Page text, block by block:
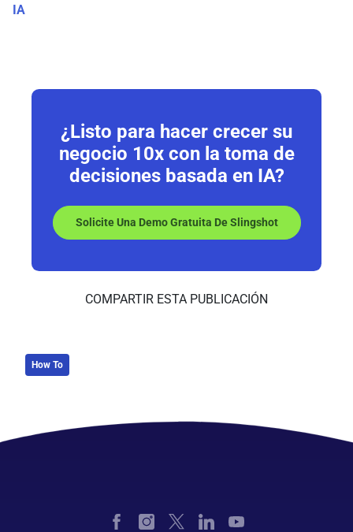
IA
¿Listo para hacer crecer su
negocio 10xcon la toma de
decisiones basada en IA?
Solicite Una Demo Gratuita De Slingshot
COMPARTIR ESTA PUBLICACIÓN
How To